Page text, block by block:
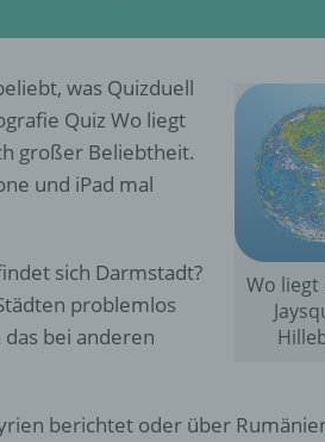
Wo liegt
was Quizduell
Quiz Wo liegt
großer Beliebtheit.
und iPad mal
sich Darmstadt?
problemlos
bei anderen
berichtet oder über